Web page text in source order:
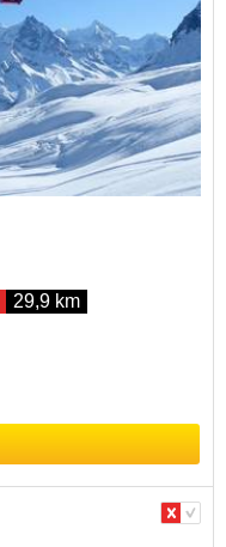
29,9 km